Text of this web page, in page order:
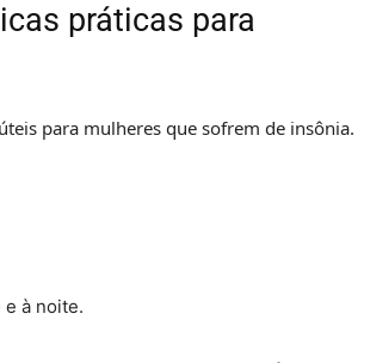
práticas para
para mulheres que sofrem de insônia.
à noite.